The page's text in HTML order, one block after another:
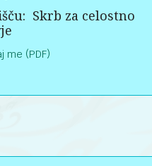
Skrb za celostno
me (PDF)